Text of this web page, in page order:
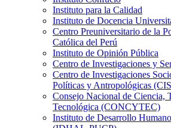
Instituto para la Calidad
Instituto de Docencia
Centro Preuniversitario de la
Católica del Perú
Instituto de Opinión Pública
Centro de Investigaciones y
Centro de Investigaciones
Políticas y Antropológicas
Consejo Nacional de Ciencia,
Tecnológica (CONCYTEC)
Instituto de Desarrollo